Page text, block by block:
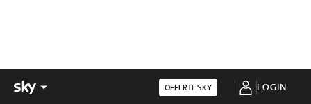
OFFERTE SKY LOGIN